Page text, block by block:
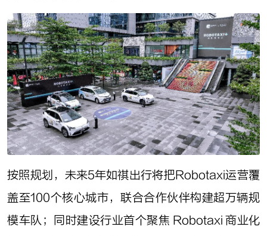
按照规划，未来5年如祺出行将把Robotaxi运营覆
盖至100个核心城市，联合合作伙伴构建超万辆规
模车队；同时建设行业首个聚焦 Robotaxi 商业化